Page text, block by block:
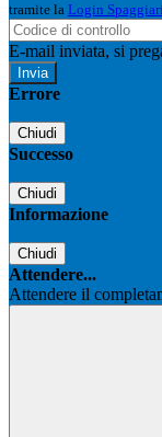
tramite la Login Spaggiari
E-mail inviata, si
Errore
Chiudi
Successo
Chiudi
Informazione
Chiudi
Attendere...
Attendere il